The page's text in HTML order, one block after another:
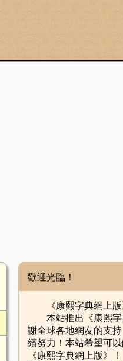
歡迎光臨！
《康熙字典網上版
本站推出《康熙字
謝全球各地網友的支
續努力！本站希望可
《康熙字典網上版》！